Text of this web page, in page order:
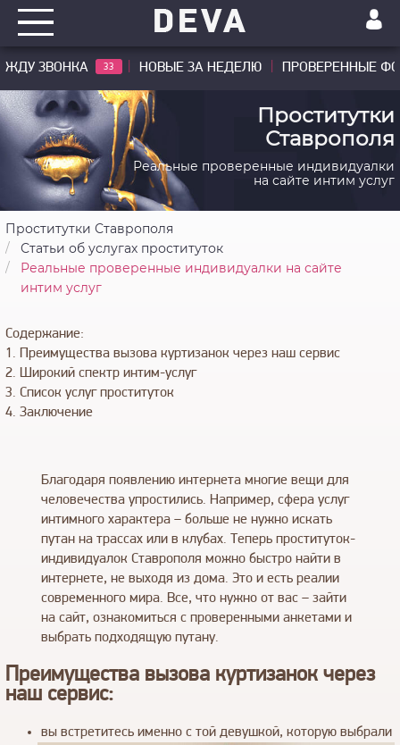
ЖДУ ЗВОНКА 33 НОВЫЕ ЗА НЕДЕЛЮ ПРОВЕРЕННЫЕ
Проститутки
Ставрополя
Реальные проверенные индивидуалки
на сайте интим услуг
Проститутки Ставрополя
Статьи об услугах проституток
Реальные проверенные индивидуалки на сайте
интим услуг
Содержание:
1. Преимущества вызова куртизанок через наш сервис
2. Широкий спектр интим-услуг
3. Список услуг проституток
4. Заключение
Благодаря появлению интернета многие вещи для
человечества упростились. Например, сфера услуг
интимного характера – больше не нужно искать
путан на трассах или в клубах. Теперь проституток-
индивидуалок Ставрополя можно быстро найти в
интернете, не выходя из дома. Это и есть реалии
современного мира. Все, что нужно от вас – зайти
на сайт, ознакомиться с проверенными анкетами и
выбрать подходящую путану.
Преимущества вызова куртизанок через
наш сервис:
вы встретитесь именно с той девушкой, которую выбрали